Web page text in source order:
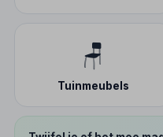
🪑
Tuinmeubels